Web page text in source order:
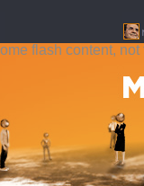
flash content, not